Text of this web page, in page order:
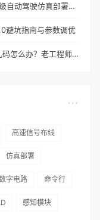
智行者IC社区技术交流：L4级自动驾驶仿真部署实操指南
避坑指南与参数调优
CAM350打开Gerber文件乱码怎么办？老工程师实测避坑指南
高速信号布线
仿真部署
字电路 命令行
感知模块